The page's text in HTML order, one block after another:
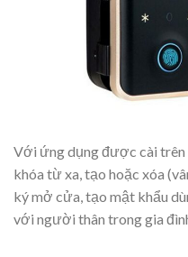
Với ứng dụng được cài
khóa từ xa, tạo hoặc xóa
ký mở cửa, tạo mật khẩu
với người thân trong gia